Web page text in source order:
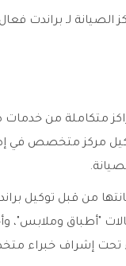
الصيانة لـ براندت
متكاملة من
مركز متخصص في
من قبل توكيل
"أطباق وملابس"،
تحت إشراف خبراء